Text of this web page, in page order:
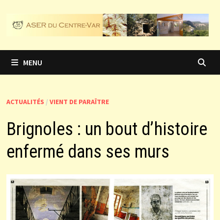
contenu
MENU
ACTUALITÉS / VIENT DE PARAÎTRE
Brignoles : un bout d’histoire
enfermé dans ses murs